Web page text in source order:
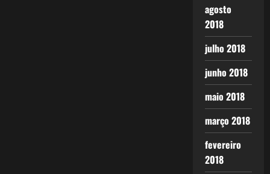
agosto
2018
julho 2018
junho 2018
maio 2018
março 2018
fevereiro
2018